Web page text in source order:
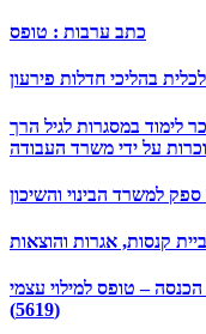
כתב ערבות : טופס
בהליכי חדלות פירעון
לימוד במסגרות לגיל הרך
על ידי משרד העבודה
למשרד הבינוי והשיכון
קנסות, אגרות והוצאות
– טופס למילוי עצמי
(5619)